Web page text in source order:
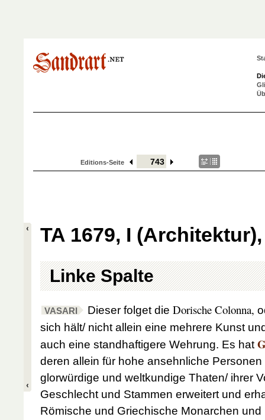
Editions-Seite
TA 1679, I (Architektur),
Linke Spalte
VASARI Dieser folget die Dorische Colonna,
sich hält/ nicht allein eine mehrere Kunst
auch eine standhaftigere Wehrung. Es hat
deren allein für hohe ansehnliche
glorwürdige und weltkundige Thaten/ ihrer
Geschlecht und Stammen erweitert und
Römische und Griechische Monarchen